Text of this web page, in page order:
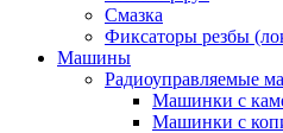
Смазка
Фиксаторы резбы
Машины
Радиоуправляемые
Машинки с
Машинки с